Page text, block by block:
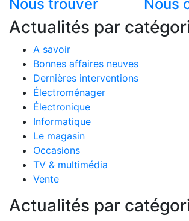
Nous trouver Nous
Actualités par
A savoir
Bonnes affaires neuves
Dernières interventions
Électroménager
Électronique
Informatique
Le magasin
Occasions
TV & multimédia
Vente
Actualités par